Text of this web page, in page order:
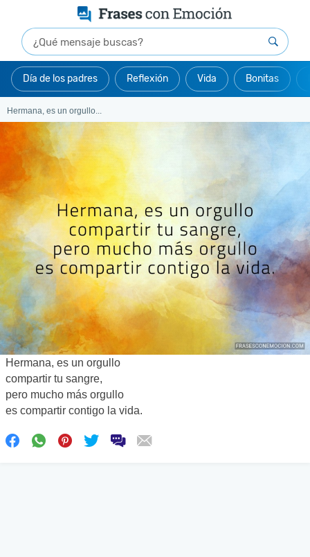
Día de los padres Reflexión Vida Bonitas
Hermana, es un orgullo...
Hermana, es un orgullo
compartir tu sangre,
pero mucho más orgullo
es compartir contigo la vida.